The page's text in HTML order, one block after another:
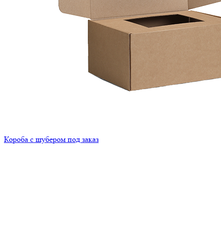
Короба с шубером под заказ